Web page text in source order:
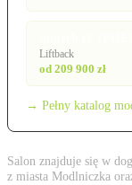
Liftback
od 209 900 zł
→ Pełny katalog
Salon znajduje się w
z miasta Modlniczka